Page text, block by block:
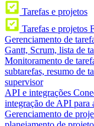
Tarefas e projetos
Tarefas e projetos
Gerenciamento de
Gantt, Scrum, lista de
Monitoramento de
subtarefas, resumo de
supervisor
API e integrações
integração de API para
Gerenciamento de